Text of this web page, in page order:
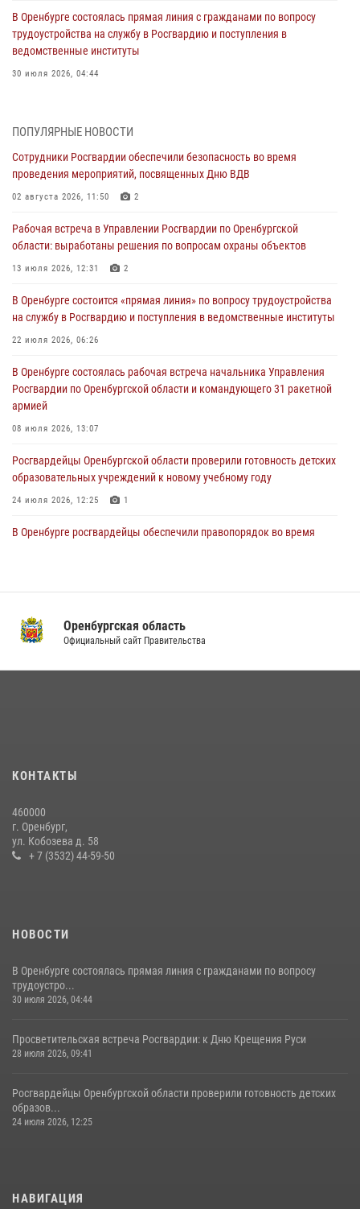
В Оренбурге состоялась прямая линия с гражданами по вопросу
трудоустройства на службу в Росгвардию и поступления в
ведомственные институты
30 июля 2026, 04:44
28 июля 2026, 09:41 1
Росгвардейцы обеспечили правопорядок на праздновании Дня
ВМФ в Оренбурге
27 июля 2026, 14:36 2
Росгвардейцы предотвратили трагедию: спасен мужчина в тяжелой
жизненной ситуации (ВИДЕО)
26 июля 2026, 14:45 1
Росгвардейцы Оренбургской области проверили готовность детских
образовательных учреждений к новому учебному году
24 июля 2026, 12:25
При силовой поддержке ОМОН «Кобра» Росгвардии в Оренбурге
проведён рейд по строительным объектам
23 июля 2026, 10:47
ПОПУЛЯРНЫЕ НОВОСТИ
Сотрудники Росгвардии обеспечили безопасность во время
проведения мероприятий, посвященных Дню ВДВ
02 августа 2026, 11:50 2
Рабочая встреча в Управлении Росгвардии по Оренбургской
области: выработаны решения по вопросам охраны объектов
13 июля 2026, 12:31 2
В Оренбурге состоится «прямая линия» по вопросу трудоустройства
на службу в Росгвардию и поступления в ведомственные институты
22 июля 2026, 06:26
В Оренбурге состоялась рабочая встреча начальника Управления
Росгвардии по Оренбургской области и командующего 31 ракетной
армией
08 июля 2026, 13:07
Росгвардейцы Оренбургской области проверили готовность детских
образовательных учреждений к новому учебному году
24 июля 2026, 12:25 1
В Оренбурге росгвардейцы обеспечили правопорядок во время
08 июля 2026, 12:58 4
14 июля 2026, 10:43
подозрению в хищении товара из магазина
11 июля 2026, 12:22
Оренбургская область
Официальный сайт Правительства
КОНТАКТЫ
460000
г. Оренбург,
ул. Кобозева д. 58
+ 7 (3532) 44-59-50
НОВОСТИ
В Оренбурге состоялась прямая линия с гражданами по вопросу
трудоустро...
30 июля 2026, 04:44
Просветительская встреча Росгвардии: к Дню Крещения Руси
28 июля 2026, 09:41
Росгвардейцы Оренбургской области проверили готовность детских
образов...
24 июля 2026, 12:25
НАВИГАЦИЯ